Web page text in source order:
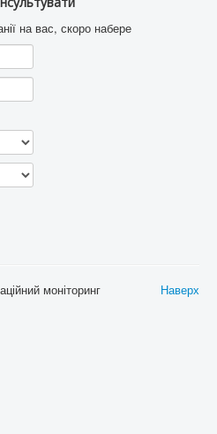
на вас, скоро набере
Наверх
моніторинг